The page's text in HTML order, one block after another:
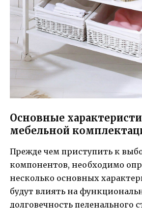
Основные
мебельной
Прежде чем приступить к
компонентов, необходимо
несколько основных
будут влиять на
долговечность пеленального